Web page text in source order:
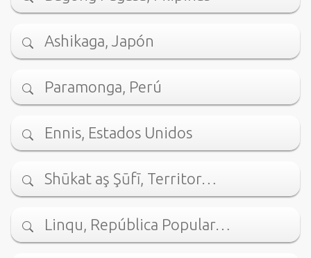
Ashikaga, Japón
Paramonga, Perú
Ennis, Estados Unidos
Shūkat aş Şūfī, Territor…
Linqu, República Popular…